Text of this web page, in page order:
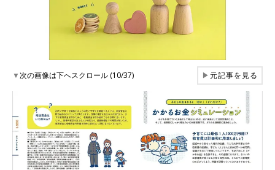
▼次の画像は下へスクロール (10/37) ▶元記事を見る